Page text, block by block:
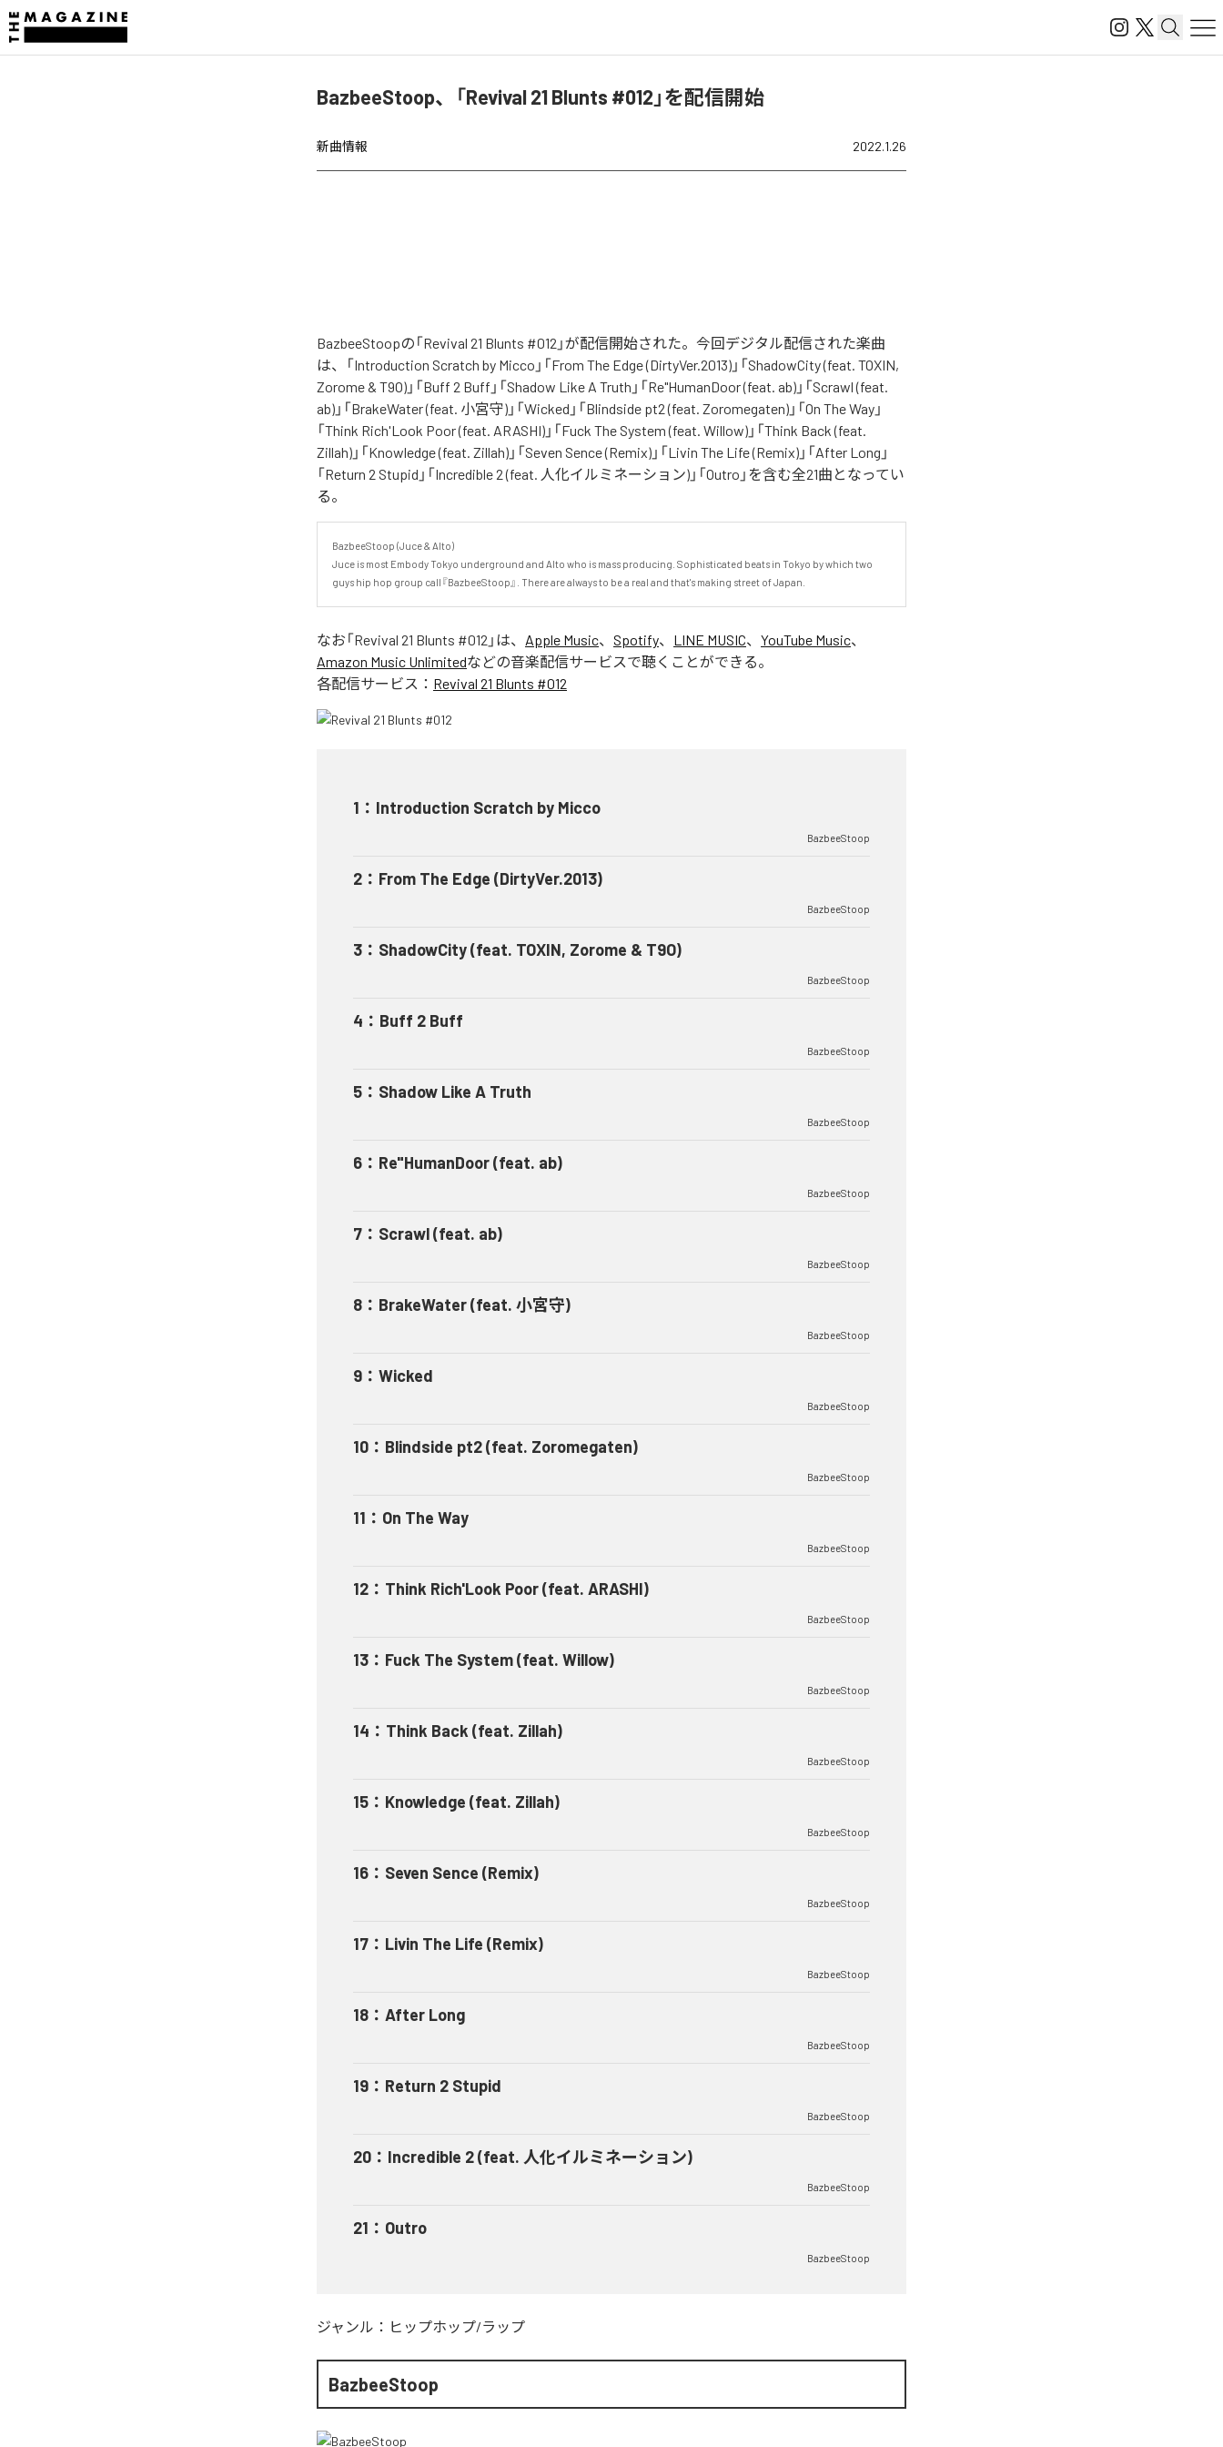
BazbeeStoop、「Revival 21 Blunts #012」を配信開始
新曲情報 2022.1.26
BazbeeStoopの「Revival 21 Blunts #012」が配信開始された。今回デジタル配信された楽曲
は、「Introduction Scratch by Micco」「From The Edge (DirtyVer.2013)」「ShadowCity (feat. TOXIN,
Zorome & T9O)」「Buff 2 Buff」「Shadow Like A Truth」「Re"HumanDoor (feat. ab)」「Scrawl (feat.
ab)」「BrakeWater (feat. 小宮守)」「Wicked」「Blindside pt2 (feat. Zoromegaten)」「On The Way」
「Think Rich'Look Poor (feat. ARASHI)」「Fuck The System (feat. Willow)」「Think Back (feat.
Zillah)」「Knowledge (feat. Zillah)」「Seven Sence (Remix)」「Livin The Life (Remix)」「After Long」
「Return 2 Stupid」「Incredible 2 (feat. 人化イルミネーション)」「Outro」を含む全21曲となってい
る。
BazbeeStoop (Juce & Alto)
Juce is most Embody Tokyo underground and Alto who is mass producing. Sophisticated beats in Tokyo by which two
guys hip hop group call『BazbeeStoop』. There are always to be a real and that's making street of Japan.
なお「Revival 21 Blunts #012 」は、 Apple Music、 Spotify、 LINE MUSIC、 YouTube Music、
Amazon Music Unlimitedなどの音楽配信サービスで聴くことができる。
各配信サービス： Revival 21 Blunts #012
1 ： Introduction Scratch by Micco
BazbeeStoop
2 ： From The Edge (DirtyVer.2013)
BazbeeStoop
3 ： ShadowCity (feat. TOXIN, Zorome & T9O)
BazbeeStoop
4 ： Buff 2 Buff
BazbeeStoop
5 ： Shadow Like A Truth
BazbeeStoop
6 ： Re"HumanDoor (feat. ab)
BazbeeStoop
7 ： Scrawl (feat. ab)
BazbeeStoop
8 ： BrakeWater (feat. 小宮守)
BazbeeStoop
9 ： Wicked
BazbeeStoop
10 ： Blindside pt2 (feat. Zoromegaten)
BazbeeStoop
11 ： On The Way
BazbeeStoop
12 ： Think Rich'Look Poor (feat. ARASHI)
BazbeeStoop
13 ： Fuck The System (feat. Willow)
BazbeeStoop
14 ： Think Back (feat. Zillah)
BazbeeStoop
15 ： Knowledge (feat. Zillah)
BazbeeStoop
16 ： Seven Sence (Remix)
BazbeeStoop
17 ： Livin The Life (Remix)
BazbeeStoop
18 ： After Long
BazbeeStoop
19 ： Return 2 Stupid
BazbeeStoop
20 ： Incredible 2 (feat. 人化イルミネーション)
BazbeeStoop
21 ： Outro
BazbeeStoop
ジャンル： ヒップホップ/ラップ
BazbeeStoop